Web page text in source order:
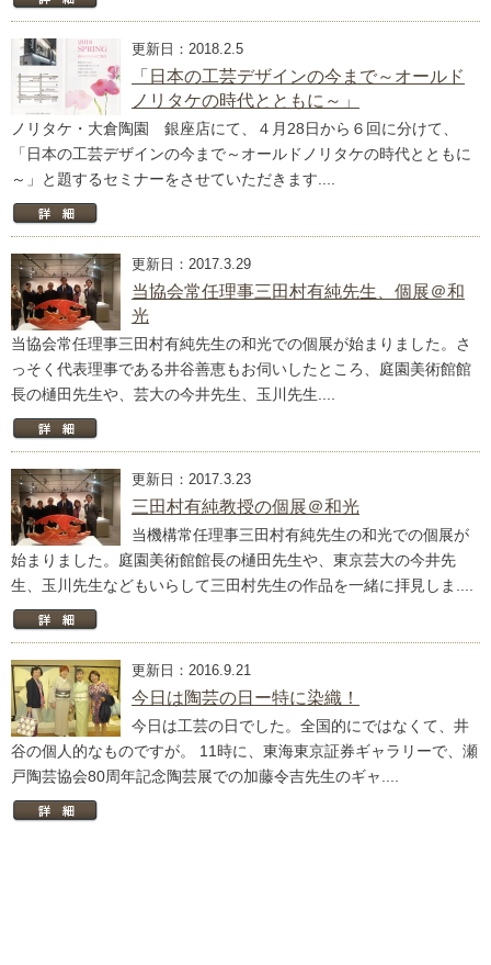
更新日：2018.2.5
「日本の工芸デザインの今まで～オールド
ノリタケの時代とともに～」
ノリタケ・大倉陶園 銀座店にて、４月28日から６回に分けて、
「日本の工芸デザインの今まで～オールドノリタケの時代とともに
～」と題するセミナーをさせていただきます....
更新日：2017.3.29
当協会常任理事三田村有純先生、個展＠和
光
当協会常任理事三田村有純先生の和光での個展が始まりました。さ
っそく代表理事である井谷善恵もお伺いしたところ、庭園美術館館
長の樋田先生や、芸大の今井先生、玉川先生....
更新日：2017.3.23
三田村有純教授の個展＠和光
当機構常任理事三田村有純先生の和光での個展が
始まりました。庭園美術館館長の樋田先生や、東京芸大の今井先
生、玉川先生などもいらして三田村先生の作品を一緒に拝見しま....
更新日：2016.9.21
今日は陶芸の日ー特に染織！
今日は工芸の日でした。全国的にではなくて、井
谷の個人的なものですが。 11時に、東海東京証券ギャラリーで、瀬
戸陶芸協会80周年記念陶芸展での加藤令吉先生のギャ....